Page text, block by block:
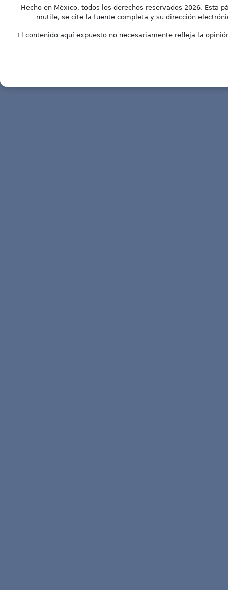
Hecho en México, todos los derechos reservados 2026. Esta
mutile, se cite la fuente completa y su dirección
El contenido aquí expuesto no necesariamente refleja la